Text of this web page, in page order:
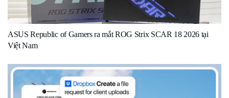
ASUS Republic of Gamers ra mắt ROG Strix SCAR 18 2026 tại
Việt Nam